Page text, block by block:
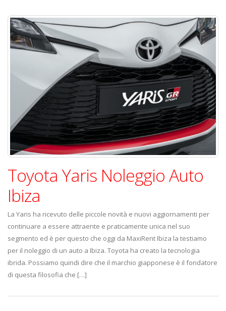
Toyota Yaris Noleggio Auto
Ibiza
La Yaris ha ricevuto delle piccole novità e nuovi aggiornamenti per
continuare a essere attraente e praticamente unica nel suo
segmento ed è per questo che oggi da MaxiRent Ibiza la testiamo
per il noleggio di un auto a Ibiza. Toyota ha creato la tecnologia
ibrida. Possiamo quindi dire che il marchio giapponese è il fondatore
di questa filosofia che […]